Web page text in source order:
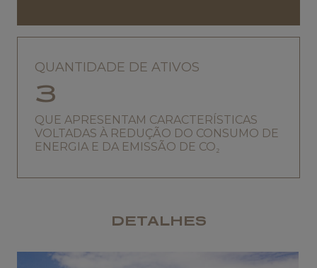
QUANTIDADE DE ATIVOS
3
QUE APRESENTAM CARACTERÍSTICAS
VOLTADAS À REDUÇÃO DO CONSUMO DE
ENERGIA E DA EMISSÃO DE CO₂
DETALHES